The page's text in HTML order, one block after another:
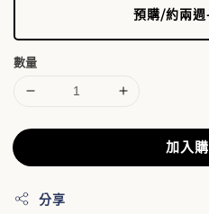
預購/約兩
數量
加入
分享